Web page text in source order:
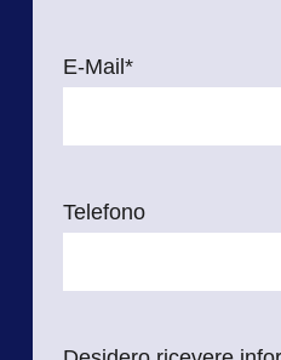
E-Mail *
Telefono